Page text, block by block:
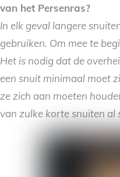
van het Persenras?
In elk geval langere
gebruiken. Om mee te
Het is nodig dat de
een snuit minimaal moet
ze zich aan moeten
van zulke korte snuiten al